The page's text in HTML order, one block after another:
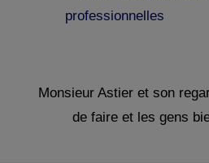
professionnelles
Monsieur Astier et son
de faire et les gens